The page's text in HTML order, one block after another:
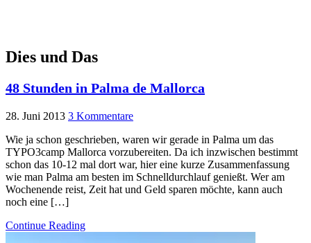
Dies und Das
48 Stunden in Palma de Mallorca
28. Juni 2013 3 Kommentare
Wie ja schon geschrieben, waren wir gerade in Palma um das
TYPO3camp Mallorca vorzubereiten. Da ich inzwischen bestimmt
schon das 10-12 mal dort war, hier eine kurze Zusammenfassung
wie man Palma am besten im Schnelldurchlauf genießt. Wer am
Wochenende reist, Zeit hat und Geld sparen möchte, kann auch
noch eine […]
Continue Reading